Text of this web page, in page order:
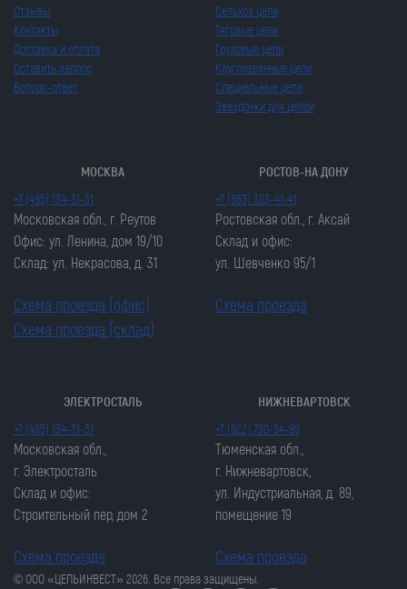
Отзывы
Контакты
Доставка и оплата
Оставить запрос
Вопрос-ответ
Сельхоз цепи
Тяговые цепи
Грузовые цепи
Круглозвенные цепи
Специальные цепи
Звездочки для цепей
МОСКВА
+7 (495) 134-31-31
Московская обл., г. Реутов
Офис: ул. Ленина, дом 19/10
Склад: ул. Некрасова, д. 31
Схема проезда (офис)
Схема проезда (склад)
РОСТОВ-НА ДОНУ
+7 (863) 303-41-41
Ростовская обл., г. Аксай
Склад и офис:
ул. Шевченко 95/1
Схема проезда
ЭЛЕКТРОСТАЛЬ
+7 (495) 134-31-31
Московская обл.,
г. Электросталь
Склад и офис:
Строительный пер, дом 2
Схема проезда
НИЖНЕВАРТОВСК
+7 (922) 790-94-99
Тюменская обл.,
г. Нижневартовск,
ул. Индустриальная, д. 89,
помещение 19
Схема проезда
© ООО «ЦЕПЬИНВЕСТ» 2026. Все права защищены.
Закрыть попап
ЗАКАЗАТЬ ЦЕПЬ
Закрыть попап
ОСТАВИТЬ ЗАЯВКУ
Закрыть попап
ОСТАВИТЬ ЗАЯВКУ
Закрыть попап
ЗАКАЗАТЬ ЦЕПЬ